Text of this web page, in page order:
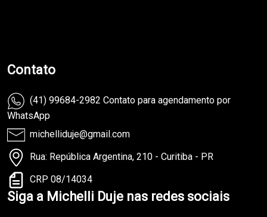
Contato
(41) 99684-2982 Contato para agendamento por
WhatsApp
michelliduje@gmail.com
Rua: República Argentina, 210 - Curitiba - PR
CRP 08/14034
Siga a Michelli Duje nas redes sociais